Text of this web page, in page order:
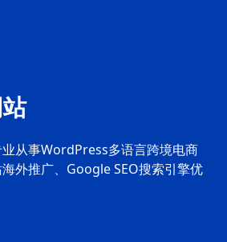
从事WordPress多语言跨境电商
外推广、Google SEO搜索引擎优